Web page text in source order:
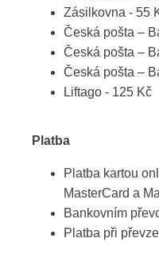
Zásilkovna - 55
Česká pošta –
Česká pošta –
Česká pošta –
Liftago - 125 Kč
Platba
Platba kartou
MasterCard a
Bankovním
Platba při